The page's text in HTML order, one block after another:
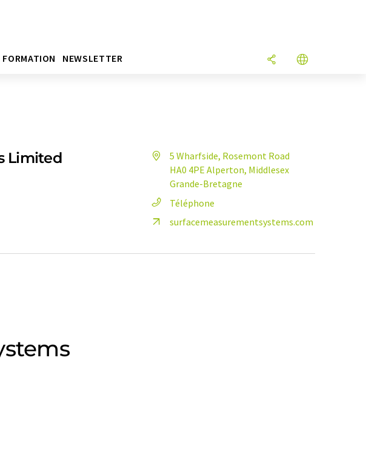
NEWSLETTER
Limited
5 Wharfside, Rosemont Road
HA0 4PE Alperton, Middlesex
Grande-Bretagne
Téléphone
surfacemeasurementsystems.com